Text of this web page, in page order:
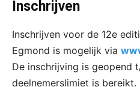
Inschrijven
Inschrijven voor de 12e
Egmond is mogelijk via
De inschrijving is geopend
deelnemerslimiet is bereikt.